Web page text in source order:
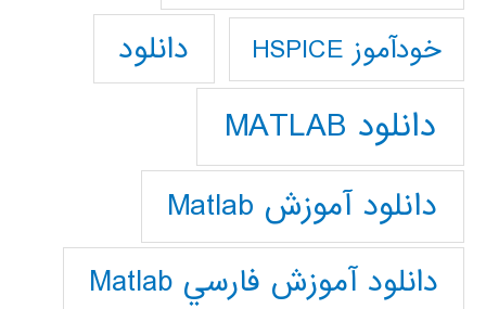
خودآموز HSPICE دانلود
دانلود MATLAB
دانلود آموزش Matlab
دانلود آموزش فارسي Matlab